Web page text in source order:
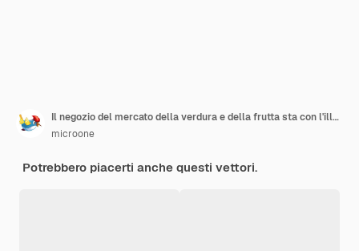
Il negozio del mercato della verdura e della frutta sta con l'illustrazione piana di vettore del giovane carattere felice dell'agricoltore
microone
Potrebbero piacerti anche questi vettori.